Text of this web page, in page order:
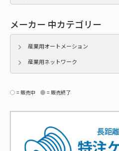
メーカー 中カテゴリー
産業用オートメーション
産業用ネットワーク
= 販売中 = 販売終了